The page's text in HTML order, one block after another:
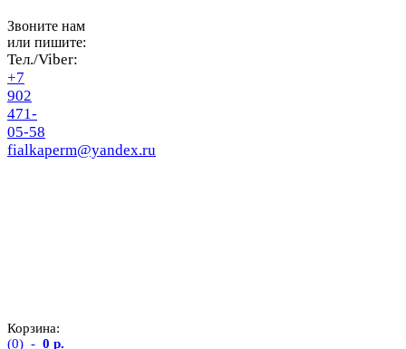
Звоните нам
или пишите:
Тел./Viber:
+7
902
471-
05-58
fialkaperm@yandex.ru
Корзина:
(0) - 0 р.